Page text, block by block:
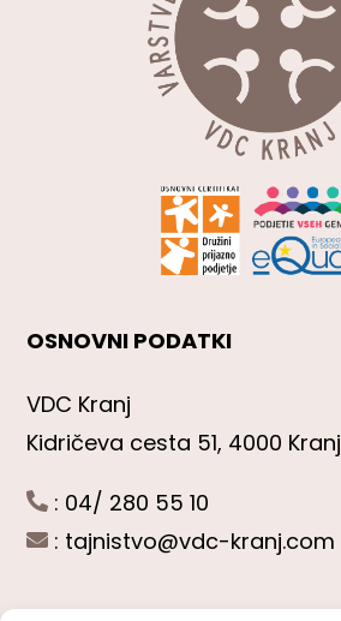
OSNOVNI PODATKI
VDC Kranj
Kidričeva cesta 51, 4000 Kranj
: 04/ 280 55 10
: tajnistvo@vdc-kranj.com